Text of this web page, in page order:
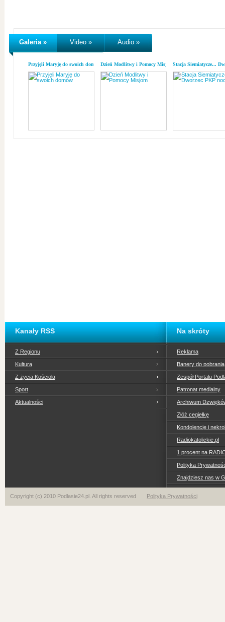
Galeria » Video » Audio »
Przyjęli Maryję do swoich domówDzień Modlitwy i Pomocy MisjomStacja Siemiatycze...
Kanały RSS
Z Regionu
Kultura
Z życia Kościoła
Sport
Aktualności
Na skróty
Reklama
Banery do pobrania
Zespół Portalu
Patronat medialny
Archiwum
Złóż cegiełkę
Kondolencje i
Radiokatolickie.pl
1 procent na
Polityka
Znajdziesz nas w
Copyright (c) 2010 Podlasie24.pl. All rights reserved Polityka Prywatności